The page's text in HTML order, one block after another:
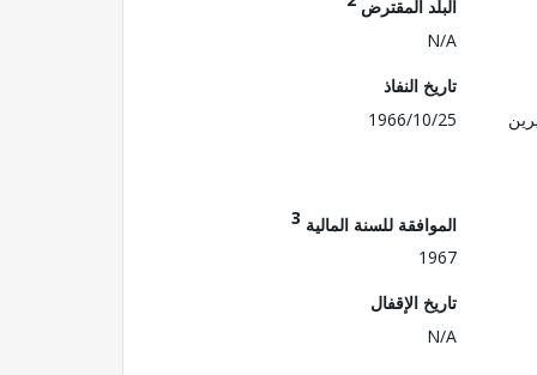
البلد المقترض
N/A
تاريخ النفاذ
1966/10/25
الموافقة للسنة المالية 3
1967
تاريخ الإقفال
N/A